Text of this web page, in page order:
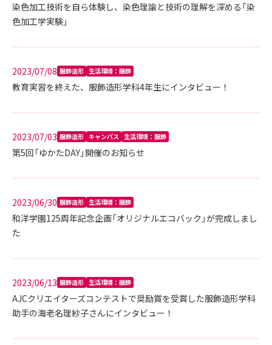
染色加工技術を自ら体験し、染色理論と技術の理解を深める「染
色加工学実験」
2023/07/08 服飾造形 生活環境：服飾
教育実習を終えた、服飾造形学科4年生にインタビュー！
2023/07/03 服飾造形 キャンパス 生活環境：服飾
第5回「ゆかたDAY」開催のお知らせ
2023/06/30 服飾造形 生活環境：服飾
和洋学園125周年記念企画「オリジナルエコバック」が完成しまし
た
2023/06/13 服飾造形 生活環境：服飾
AJCクリエイターズコンテストで奨励賞を受賞した服飾造形学科
助手の海老名理紗子さんにインタビュー！